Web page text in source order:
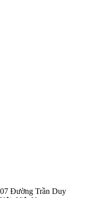
Đường Trần Duy